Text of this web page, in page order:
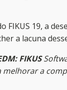
FIKUS 19, a
a lacuna
FIKUS
melhorar a